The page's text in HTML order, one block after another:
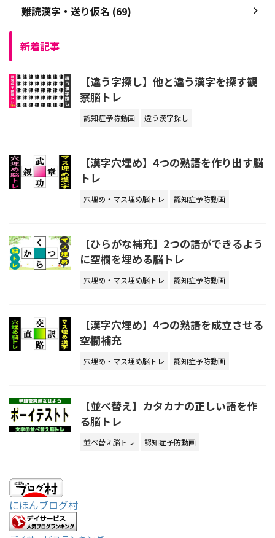
難読漢字・送り仮名 (69)
新着記事
【違う字探し】他と違う漢字を探す観
察脳トレ
認知症予防動画 違う漢字探し
【漢字穴埋め】4つの熟語を作り出す脳
トレ
穴埋め・マス埋め脳トレ 認知症予防動画
【ひらがな補充】2つの語ができるよう
に空欄を埋める脳トレ
穴埋め・マス埋め脳トレ 認知症予防動画
【漢字穴埋め】4つの熟語を成立させる
空欄補充
穴埋め・マス埋め脳トレ 認知症予防動画
【並べ替え】カタカナの正しい語を作
る脳トレ
並べ替え脳トレ 認知症予防動画
にほんブログ村